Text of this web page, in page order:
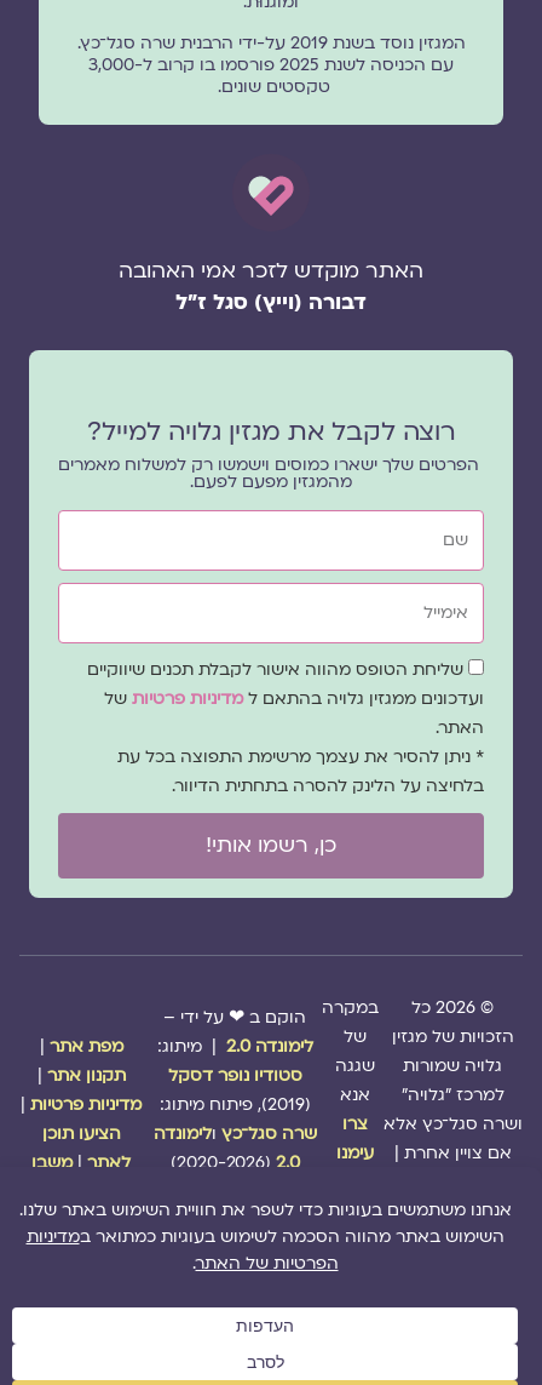
המגזין נוסד בשנת 2019 על-ידי הרבנית שרה סגל־כץ.
עם הכניסה לשנת 2025 פורסמו בו קרוב ל-3,000
טקסטים שונים.
האתר מוקדש לזכר אמי האהובה
דבורה (וייץ) סגל ז"ל
רוצה לקבל את מגזין גלויה למייל?
הפרטים שלך ישארו כמוסים וישמשו רק למשלוח מאמרים
מהמגזין מפעם לפעם.
שם
אימייל
שדה
הסכמה
שליחת הטופס מהווה אישור לקבלת תכנים שיווקיים
ועדכונים ממגזין גלויה בהתאם ל מדיניות פרטיותשל
האתר.
* ניתן להסיר את עצמך מרשימת התפוצה בכל עת
בלחיצה על הלינק להסרה בתחתית הדיוור.
כן, רשמו אותי!
© 2026 כל
הזכויות של מגזין
גלויה שמורות
למרכז "גלויה"
ושרה סגל־כץ אלא
אם צויין אחרת |
במקרה
של
שגגה
אנא
צרו
עימנו
הוקם ב ❤ על ידי –
לימונדה 2.0
| מיתוג:
סטודיו נופר דסקל
שרה סגל־כץולימונדה
2.0
(2020-2026)
מפת אתר|
תקנון אתר|
מדיניות פרטיות|
הציעו תוכן
לאתר| משבו